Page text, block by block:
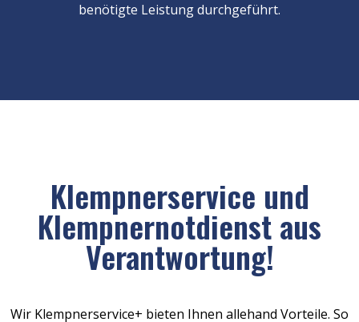
benötigte Leistung durchgeführt.
Klempnerservice und
Klempnernotdienst aus
Verantwortung!
Wir Klempnerservice+ bieten Ihnen allehand Vorteile. So